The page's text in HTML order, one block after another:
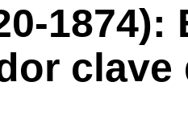
1874):
clave